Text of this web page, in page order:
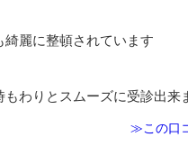
麗に整頓されています
わりとスムーズに受診出来
≫この口